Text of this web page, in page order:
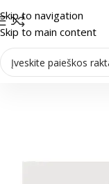
Skip to navigation
Skip to main content
Pradžia/Šilumos siurbliai/